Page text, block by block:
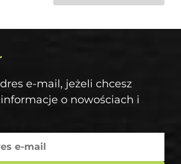
e-mail, jeżeli chcesz
o nowościach i